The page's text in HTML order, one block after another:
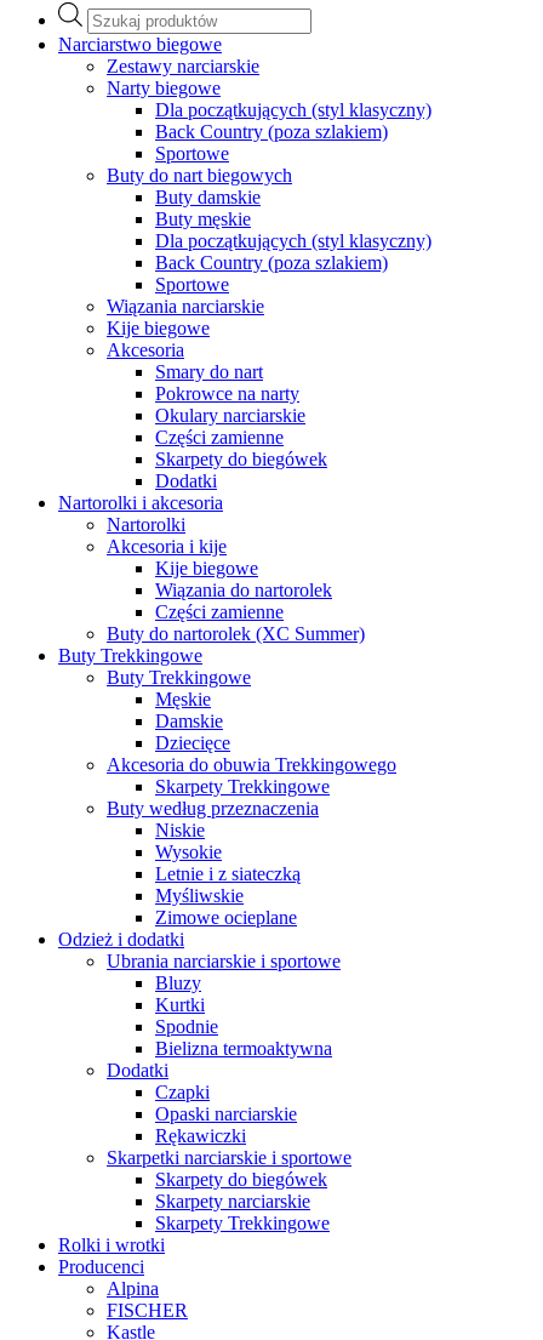
Wyszukiwarka
produktów
Narciarstwo biegowe
Zestawy narciarskie
Narty biegowe
Dla początkujących (styl klasyczny)
Back Country (poza szlakiem)
Sportowe
Buty do nart biegowych
Buty damskie
Buty męskie
Dla początkujących (styl klasyczny)
Back Country (poza szlakiem)
Sportowe
Wiązania narciarskie
Kije biegowe
Akcesoria
Smary do nart
Pokrowce na narty
Okulary narciarskie
Części zamienne
Skarpety do biegówek
Dodatki
Nartorolki i akcesoria
Nartorolki
Akcesoria i kije
Kije biegowe
Wiązania do nartorolek
Części zamienne
Buty do nartorolek (XC Summer)
Buty Trekkingowe
Buty Trekkingowe
Męskie
Damskie
Dziecięce
Akcesoria do obuwia Trekkingowego
Skarpety Trekkingowe
Buty według przeznaczenia
Niskie
Wysokie
Letnie i z siateczką
Myśliwskie
Zimowe ocieplane
Odzież i dodatki
Ubrania narciarskie i sportowe
Bluzy
Kurtki
Spodnie
Bielizna termoaktywna
Dodatki
Czapki
Opaski narciarskie
Rękawiczki
Skarpetki narciarskie i sportowe
Skarpety do biegówek
Skarpety narciarskie
Skarpety Trekkingowe
Rolki i wrotki
Producenci
Alpina
FISCHER
Kastle